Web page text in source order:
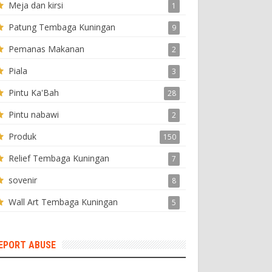
Meja dan kirsi 1
Patung Tembaga Kuningan 9
Pemanas Makanan 2
Piala 3
Pintu Ka'Bah 28
Pintu nabawi 2
Produk 150
Relief Tembaga Kuningan 7
sovenir 8
Wall Art Tembaga Kuningan 5
ABUSE